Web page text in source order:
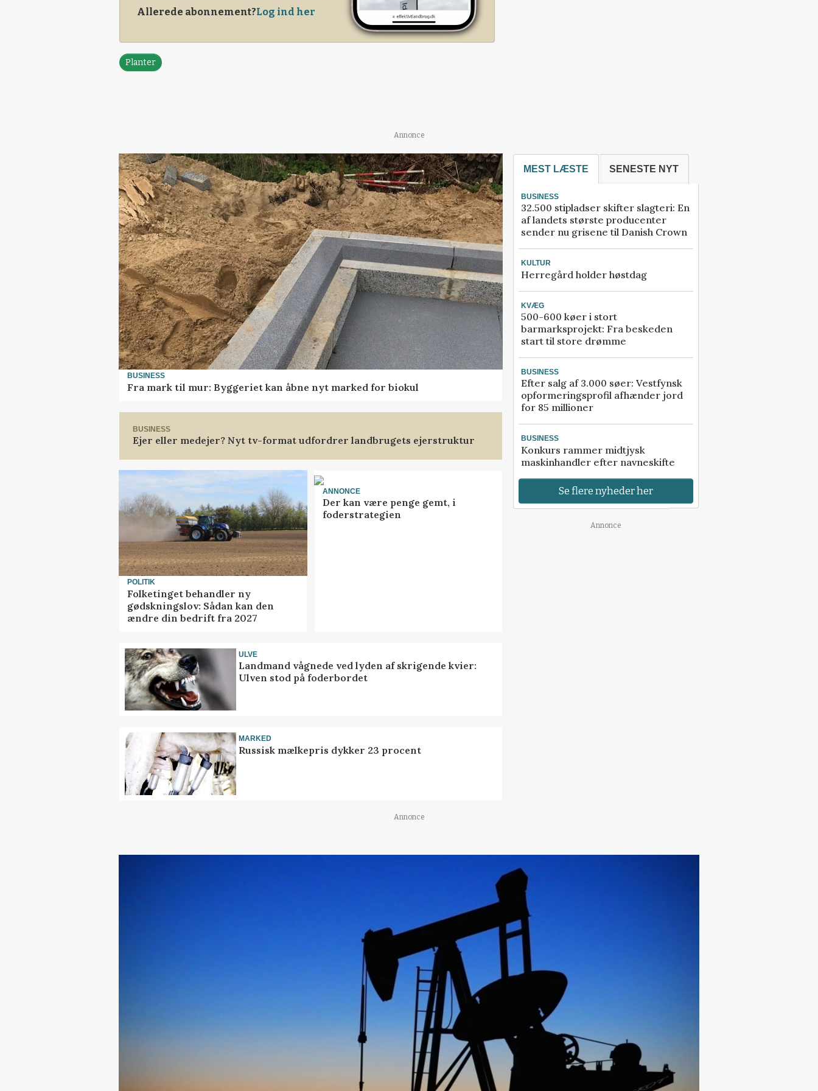
Allerede abonnement?Log ind her
Planter
Annonce
BUSINESS
Fra mark til mur: Byggeriet kan åbne nyt marked for biokul
BUSINESS
Ejer eller medejer? Nyt tv-format udfordrer landbrugets ejerstruktur
POLITIK
Folketinget behandler ny
gødskningslov: Sådan kan den
ændre din bedrift fra 2027
ANNONCE
Der kan være penge gemt, i
foderstrategien
ULVE
Landmand vågnede ved lyden af skrigende kvier:
Ulven stod på foderbordet
MARKED
Russisk mælkepris dykker 23 procent
MEST LÆSTE SENESTE NYT
BUSINESS
32.500 stipladser skifter slagteri: En
af landets største producenter
sender nu grisene til Danish Crown
KULTUR
Herregård holder høstdag
KVÆG
500-600 køer i stort
barmarksprojekt: Fra beskeden
start til store drømme
BUSINESS
Efter salg af 3.000 søer: Vestfynsk
opformeringsprofil afhænder jord
for 85 millioner
BUSINESS
Konkurs rammer midtjysk
maskinhandler efter navneskifte
Se flere nyheder her
Annonce
Annonce